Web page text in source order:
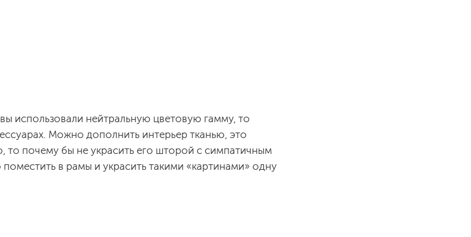
использовали нейтральную цветовую гамму, то
Можно дополнить интерьер тканью, это
то почему бы не украсить его шторой с симпатичным
в рамы и украсить такими «картинами» одну